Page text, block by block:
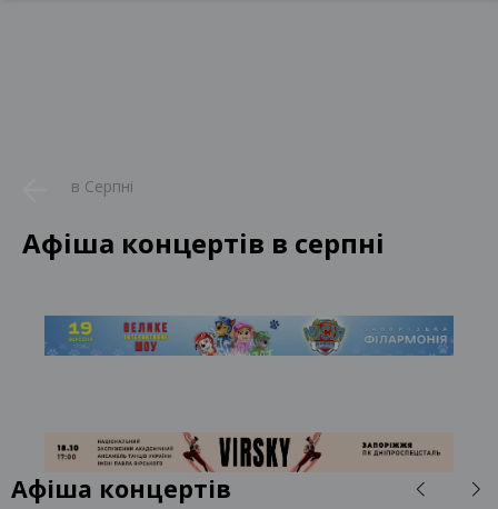
в Серпні
Афіша концертів в серпні
Афіша концертів